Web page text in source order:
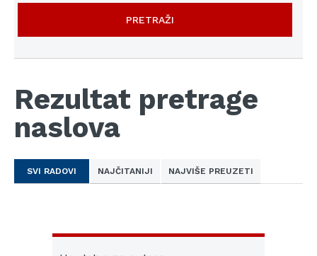
Rezultat pretrage
naslova
SVI RADOVI NAJČITANIJI NAJVIŠE PREUZETI